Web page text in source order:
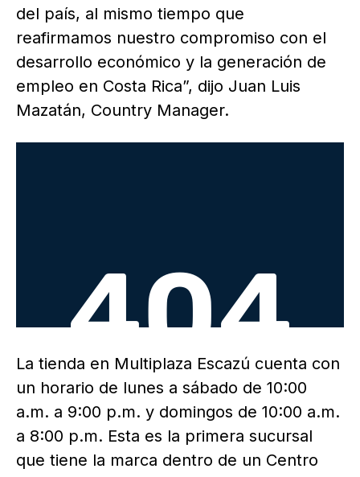
del país, al mismo tiempo que
reafirmamos nuestro compromiso con el
desarrollo económico y la generación de
empleo en Costa Rica”, dijo Juan Luis
Mazatán, Country Manager.
La tienda en Multiplaza Escazú cuenta con
un horario de lunes a sábado de 10:00
a.m. a 9:00 p.m. y domingos de 10:00 a.m.
a 8:00 p.m. Esta es la primera sucursal
que tiene la marca dentro de un Centro